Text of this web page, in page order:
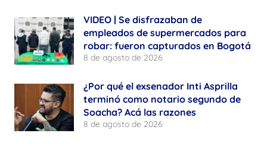
VIDEO | Se disfrazaban de
empleados de supermercados para
robar: fueron capturados en Bogotá
8 de agosto de 2026
¿Por qué el exsenador Inti Asprilla
terminó como notario segundo de
Soacha? Acá las razones
8 de agosto de 2026